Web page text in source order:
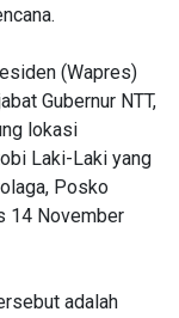
(Wapres)
Gubernur NTT,
lokasi
Laki-Laki yang
Posko
14 November
adalah